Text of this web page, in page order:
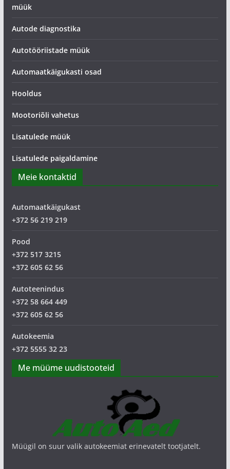
müük
Autode diagnostika
Autotööriistade müük
Automaatkäigukasti osad
Hooldus
Mootoriõli vahetus
Lisatulede müük
Lisatulede paigaldamine
Meie kontaktid
Automaatkäigukast
+372 56 219 219
Pood
+372 517 3215
+372 605 62 56
Autoteenindus
+372 58 664 449
+372 605 62 56
Autokeemia
+372 5555 32 23
Me müüme uudistooteid
Müügil on suur valik autokeemiat erinevatelt tootjatelt.